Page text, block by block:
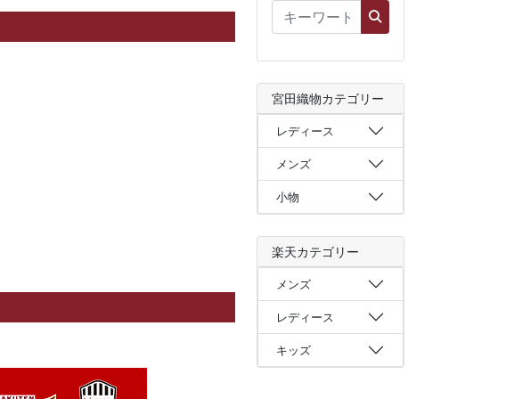
宮田織物カテゴリー
レディース
メンズ
小物
楽天カテゴリー
メンズ
レディース
キッズ